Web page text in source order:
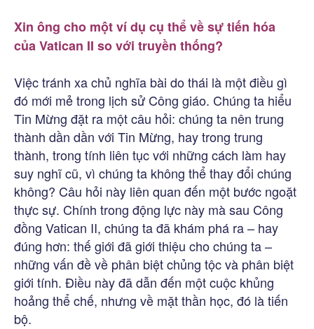
Xin ông cho một ví dụ cụ thể về sự tiến hóa
của Vatican II so với truyền thống?
Việc tránh xa chủ nghĩa bài do thái là một điều gì
đó mới mẻ trong lịch sử Công giáo. Chúng ta hiểu
Tin Mừng đặt ra một câu hỏi: chúng ta nên trung
thành dần dần với Tin Mừng, hay trong trung
thành, trong tính liên tục với những cách làm hay
suy nghĩ cũ, vì chúng ta không thể thay đổi chúng
không? Câu hỏi này liên quan đến một bước ngoặt
thực sự. Chính trong động lực này mà sau Công
đồng Vatican II, chúng ta đã khám phá ra – hay
đúng hơn: thế giới đã giới thiệu cho chúng ta –
những vấn đề về phân biệt chủng tộc và phân biệt
giới tính. Điều này đã dẫn đến một cuộc khủng
hoảng thể chế, nhưng về mặt thần học, đó là tiến
bộ.